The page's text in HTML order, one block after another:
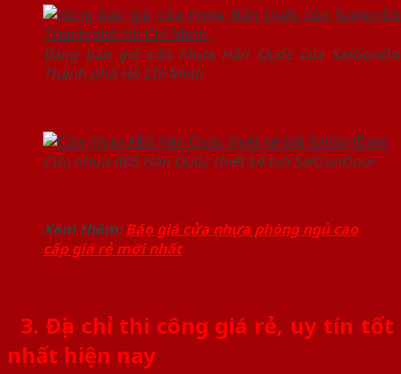
Bảng báo giá cửa nhựa Hàn Quốc của
Thành phố Hồ Chí Minh
Cửa nhựa ABS Hàn Quốc thiết kế bới SaiGonDoor
Xem thêm:Báo giá cửa nhựa phòng ngủ cao
cấp giá rẻ mới nhất
3. Địa chỉ thi công giá rẻ, uy tín tốt
nhất hiện nay